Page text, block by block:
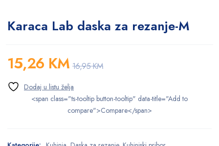
Karaca Lab daska za rezanje-M
16,95KM
15,26 KM
<span class="ts-tooltip button-tooltip" data-title="Add to
compare">Compare</span>